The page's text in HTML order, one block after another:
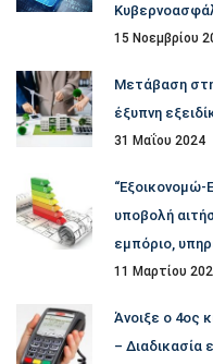
15 Νοεμβρίου
Μετάβαση
έξυπνη
31 Μαΐου 2024
“Εξοικονομώ-
υποβολή
εμπόριο,
11 Μαρτίου
Άνοιξε ο 4ος
– Διαδικασία